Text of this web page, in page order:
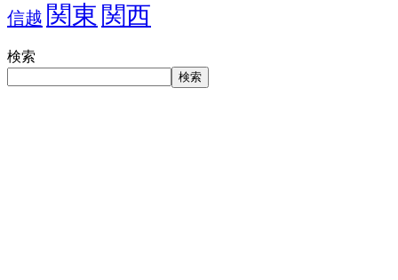
信越 関東 関西
検索
検索